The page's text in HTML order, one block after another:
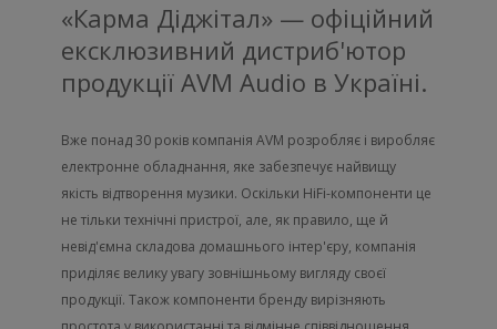
«Карма Діджітал» — офіційний
ексклюзивний дистриб'ютор
продукції AVM Audio в Україні.
Вже понад 30 років компанія AVM розробляє і виробляє
електронне обладнання, яке забезпечує найвищу
якість відтворення музики. Оскільки HiFi-компоненти це
не тільки технічні пристрої, але, як правило, ще й
невід'ємна складова домашнього інтер'єру, компанія
приділяє велику увагу зовнішньому вигляду своєї
продукції. Також компоненти бренду вирізняють